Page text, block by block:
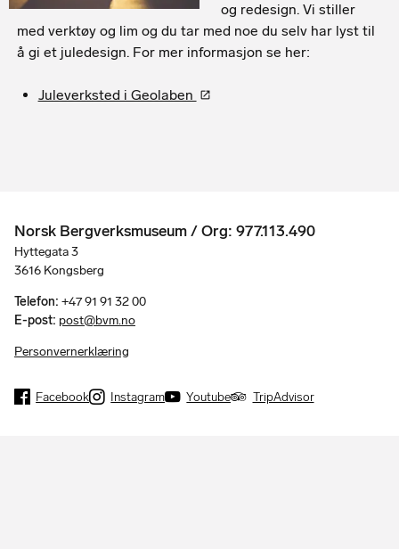
og redesign. Vi stiller
med verktøy og lim og du tar med noe du selv har lyst til
å gi et juledesign. For mer informasjon se her:
Juleverksted i Geolaben
Norsk Bergverksmuseum / Org: 977.113.490
Hyttegata 3
3616 Kongsberg
Telefon: +47 91 91 32 00
E-post: post@bvm.no
Personvernerklæring
Facebook Instagram Youtube TripAdvisor